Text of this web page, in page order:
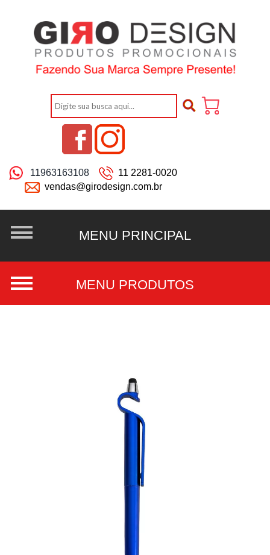
11963163108
11 2281-0020
vendas@girodesign.com.br